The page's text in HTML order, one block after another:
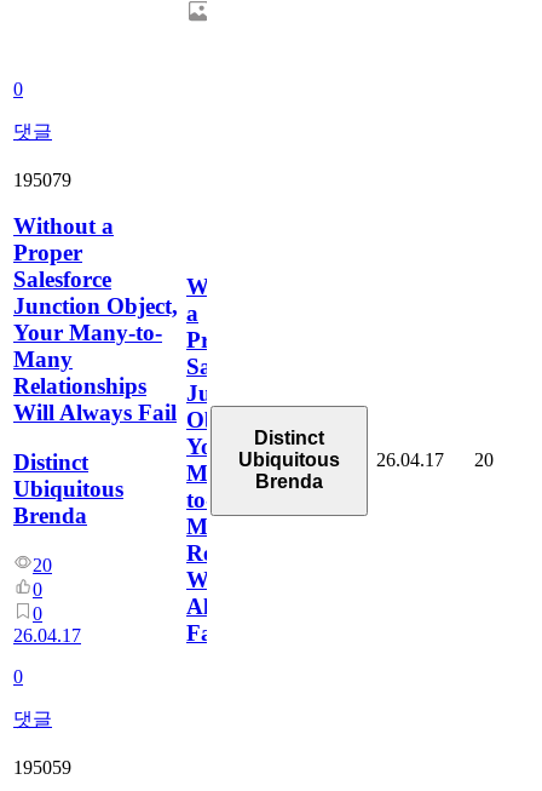
0
댓글
195079
Without a
Proper
Salesforce
Junction Object,
Your Many-to-
Many
Relationships
Will Always Fail
Distinct
Ubiquitous
Brenda
20
0
0
26.04.17
0
댓글
Without
a
Proper
Salesforce
Junction
Object,
Your
Many-
to-
Many
Relationships
Will
Always
Fail
Distinct
Ubiquitous
Brenda
26.04.17 20
195059